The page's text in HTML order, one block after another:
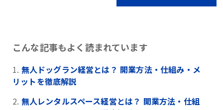
こんな記事もよく読まれています
無人ドッグラン経営とは？ 開業方法・仕組み・メ
リットを徹底解説
無人レンタルスペース経営とは？ 開業方法・仕組